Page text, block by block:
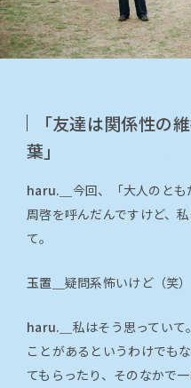
「友達は関係性の
葉」
haru.＿ 今回、「大人のとも
周啓を呼んだんですけど、
て。
玉置＿ 疑問系怖いけど（笑）
haru.＿ 私はそう思ってい
ことがあるというわけでも
てもらったり、そのなかで